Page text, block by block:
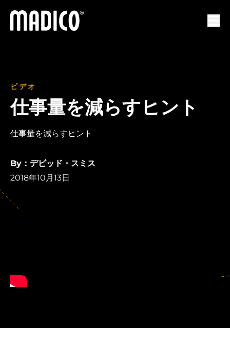
マディコ
ビデオ
仕事量を減らすヒント
仕事量を減らすヒント
By：デビッド・スミス
2018年10月13日